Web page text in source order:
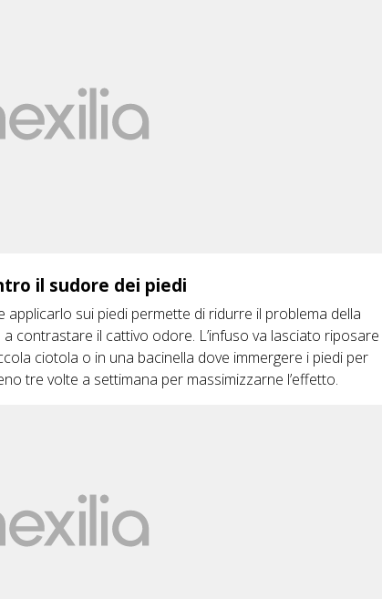
il sudore dei piedi
sui piedi permette di ridurre il problema della
contrastare il cattivo odore. L’infuso va lasciato riposare
ciotola o in una bacinella dove immergere i piedi per
tre volte a settimana per massimizzarne l’effetto.